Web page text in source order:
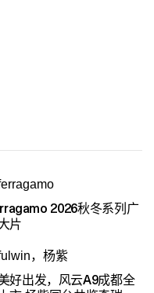
2026秋冬系列广
片
好出发，风云A9成都全